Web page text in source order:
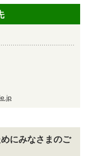
にみなさまのご